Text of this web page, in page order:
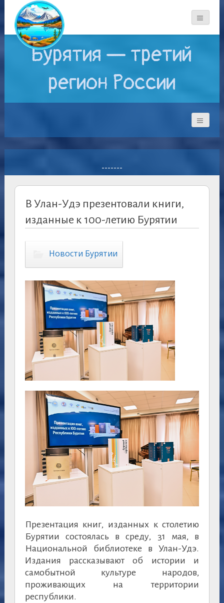
Бурятия — третий
регион России
-------
В Улан-Удэ презентовали книги,
изданные к 100-летию Бурятии
Новости Бурятии
Презентация книг, изданных к столетию
Бурятии состоялась в среду, 31 мая, в
Национальной библиотеке в Улан-Удэ.
Издания рассказывают об истории и
самобытной культуре народов,
проживающих на территории
республики.